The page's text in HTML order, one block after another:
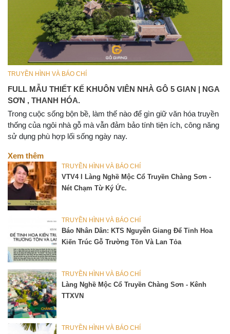
TRUYỀN HÌNH VÀ BÁO CHÍ
FULL MẪU THIẾT KẾ KHUÔN VIÊN NHÀ GÔ 5 GIAN | NGA
SƠN , THANH HÓA.
Trong cuộc sống bộn bề, làm thế nào để gìn giữ văn hóa truyền
thống của ngôi nhà gỗ mà vẫn đảm bảo tính tiện ích, công năng
sử dụng phù hợp lối sống ngày nay.
Xem thêm
TRUYỀN HÌNH VÀ BÁO CHÍ
VTV4 I Làng Nghề Mộc Cổ Truyền Chàng Sơn -
Nét Chạm Từ Ký Ức.
TRUYỀN HÌNH VÀ BÁO CHÍ
Báo Nhân Dân: KTS Nguyễn Giang Để Tinh Hoa
Kiến Trúc Gỗ Trường Tồn Và Lan Tỏa
TRUYỀN HÌNH VÀ BÁO CHÍ
Làng Nghề Mộc Cổ Truyền Chàng Sơn - Kênh
TTXVN
TRUYỀN HÌNH VÀ BÁO CHÍ